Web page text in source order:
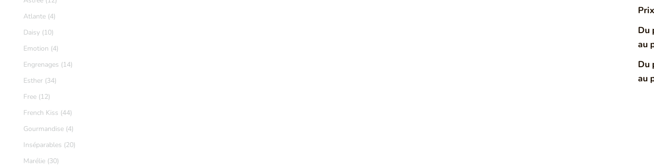
Du
au
Du
au
Atlante (4)
Daisy (10)
Emotion (4)
Engrenages (14)
Esther (34)
Free (12)
French Kiss (44)
Gourmandise (4)
Inséparables (20)
Marélie (30)